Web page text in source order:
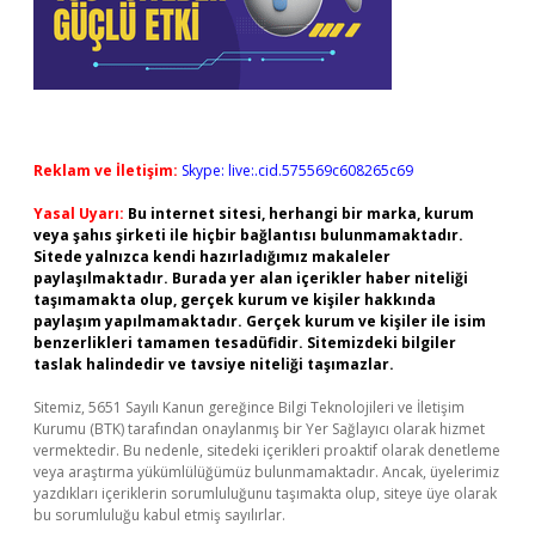
Reklam ve İletişim: Skype: live:.cid.575569c608265c69
Yasal Uyarı: Bu internet sitesi, herhangi bir marka, kurum
veya şahıs şirketi ile hiçbir bağlantısı bulunmamaktadır.
Sitede yalnızca kendi hazırladığımız makaleler
paylaşılmaktadır. Burada yer alan içerikler haber niteliği
taşımamakta olup, gerçek kurum ve kişiler hakkında
paylaşım yapılmamaktadır. Gerçek kurum ve kişiler ile isim
benzerlikleri tamamen tesadüfidir. Sitemizdeki bilgiler
taslak halindedir ve tavsiye niteliği taşımazlar.
Sitemiz, 5651 Sayılı Kanun gereğince Bilgi Teknolojileri ve İletişim
Kurumu (BTK) tarafından onaylanmış bir Yer Sağlayıcı olarak hizmet
vermektedir. Bu nedenle, sitedeki içerikleri proaktif olarak denetleme
veya araştırma yükümlülüğümüz bulunmamaktadır. Ancak, üyelerimiz
yazdıkları içeriklerin sorumluluğunu taşımakta olup, siteye üye olarak
bu sorumluluğu kabul etmiş sayılırlar.